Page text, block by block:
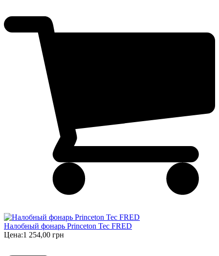
Налобный фонарь Princeton Tec FRED
Цена:1 254,00 грн